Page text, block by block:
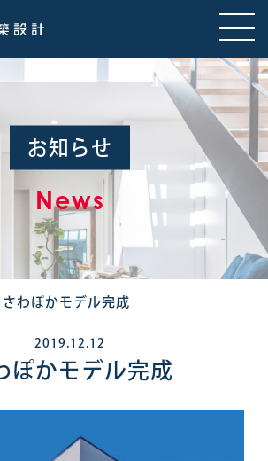
お知らせ
News
さわぽかモデル完成
2019.12.12
ぽかモデル完成